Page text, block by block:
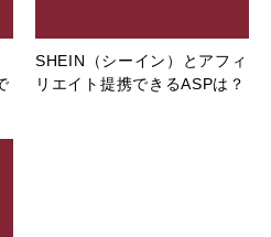
SHEIN（シーイン）とアフィ
リエイト提携できるASPは？